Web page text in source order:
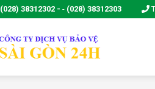
(028) 38312302 - - (028) 38312303